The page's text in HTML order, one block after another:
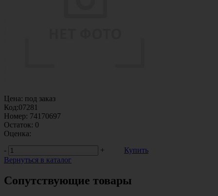
Цена: под заказ
Код:07281
Номер: 74170697
Остаток: 0
Оценка:
-
+
Купить
Вернуться в каталог
Сопутствующие товары